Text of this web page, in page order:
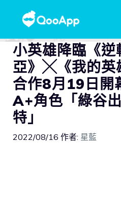
小英雄降臨《逆
亞》╳《我的英
合作8月19日開
A+角色「綠谷
特」
2022/08/16 作者: 星藍